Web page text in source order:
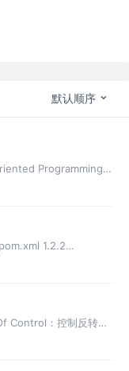
默认顺序
Programming的
象编程） 的延续，
1.2.2
（1）接口 （2）
Control：控制反转）
面编程）。